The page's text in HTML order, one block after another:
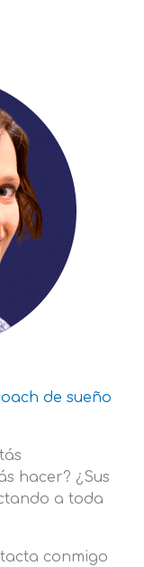
de sueño
hacer? ¿Sus
a toda
conmigo